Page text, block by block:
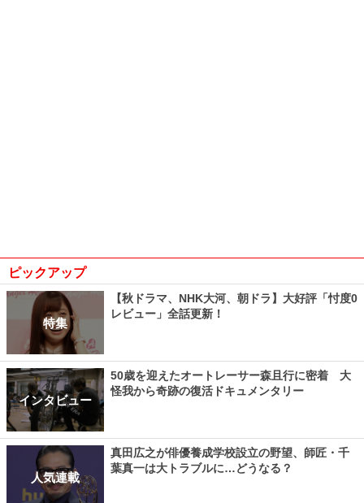
ピックアップ
特集
【秋ドラマ、NHK大河、朝ドラ】大好評「忖度0
レビュー」全話更新！
インタビュー
50歳を迎えたオートレーサー森且行に密着 大
怪我から奇跡の復活ドキュメンタリー
人気連載
真田広之が俳優養成学校設立の野望、師匠・千
葉真一は大トラブルに…どうなる？